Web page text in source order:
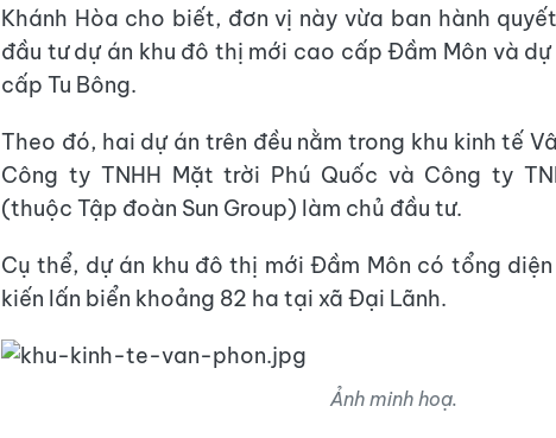
Khánh Hòa cho biết, đơn vị này vừa ban hành
đầu tư dự án khu đô thị mới cao cấp Đầm Môn và
cấp Tu Bông.
Theo đó, hai dự án trên đều nằm trong khu kinh tế
Công ty TNHH Mặt trời Phú Quốc và Công ty
(thuộc Tập đoàn Sun Group) làm chủ đầu tư.
Cụ thể, dự án khu đô thị mới Đầm Môn có tổng
kiến lấn biển khoảng 82 ha tại xã Đại Lãnh.
Ảnh minh hoạ.